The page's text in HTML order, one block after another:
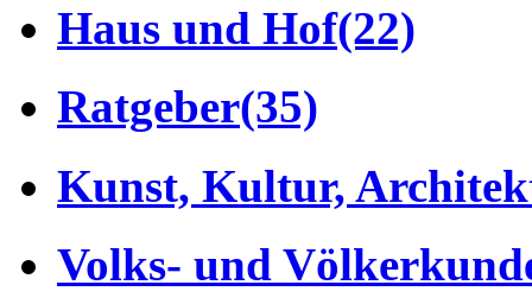
Haus und Hof(22)
Ratgeber(35)
Kunst, Kultur,
Volks- und